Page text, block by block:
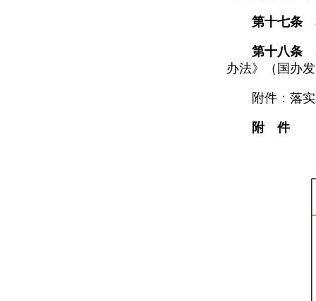
第十七条
第十八条
办法》（国办
附件：落实
附 件